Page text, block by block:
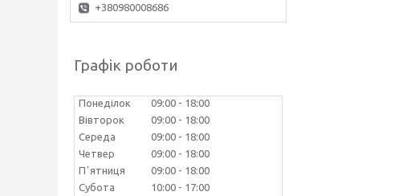
+380980008686
Графік роботи
Понеділок 09:00
18:00
Вівторок
09:00
18:00
Середа
09:00
18:00
Четвер
09:00
18:00
Пʼятниця
09:00
18:00
Субота
10:00
17:00